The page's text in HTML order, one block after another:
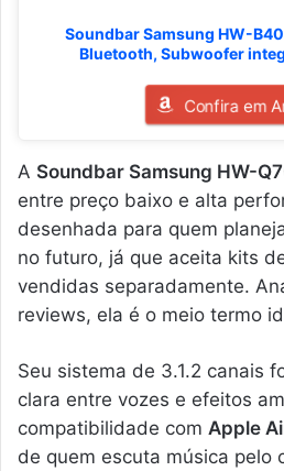
Soundbar Samsung HW-
Bluetooth, Subwoofer
Confira em
A Soundbar Samsung HW-
entre preço baixo e alta
desenhada para quem
no futuro, já que aceita kits
vendidas separadamente.
reviews, ela é o meio termo
Seu sistema de 3.1.2 canais
clara entre vozes e efeitos
compatibilidade com Apple
de quem escuta música pelo